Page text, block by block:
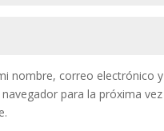
nombre, correo electrónico y
para la próxima vez